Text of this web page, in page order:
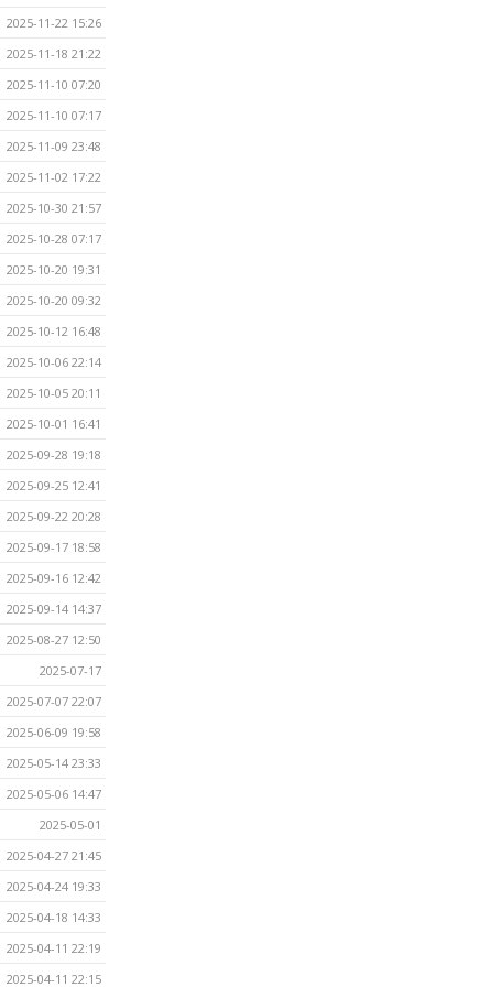
2025-11-22 15:26
2025-11-18 21:22
2025-11-10 07:20
2025-11-10 07:17
2025-11-09 23:48
2025-11-02 17:22
2025-10-30 21:57
2025-10-28 07:17
2025-10-20 19:31
2025-10-20 09:32
2025-10-12 16:48
2025-10-06 22:14
2025-10-05 20:11
2025-10-01 16:41
2025-09-28 19:18
2025-09-25 12:41
2025-09-22 20:28
2025-09-17 18:58
2025-09-16 12:42
2025-09-14 14:37
2025-08-27 12:50
2025-07-17
2025-07-07 22:07
2025-06-09 19:58
2025-05-14 23:33
2025-05-06 14:47
2025-05-01
2025-04-27 21:45
2025-04-24 19:33
2025-04-18 14:33
2025-04-11 22:19
2025-04-11 22:15